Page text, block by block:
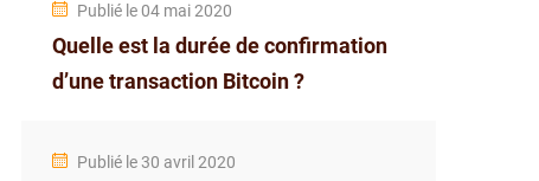
Publié le 04 mai 2020
Quelle est la durée de confirmation
d’une transaction Bitcoin ?
Publié le 30 avril 2020